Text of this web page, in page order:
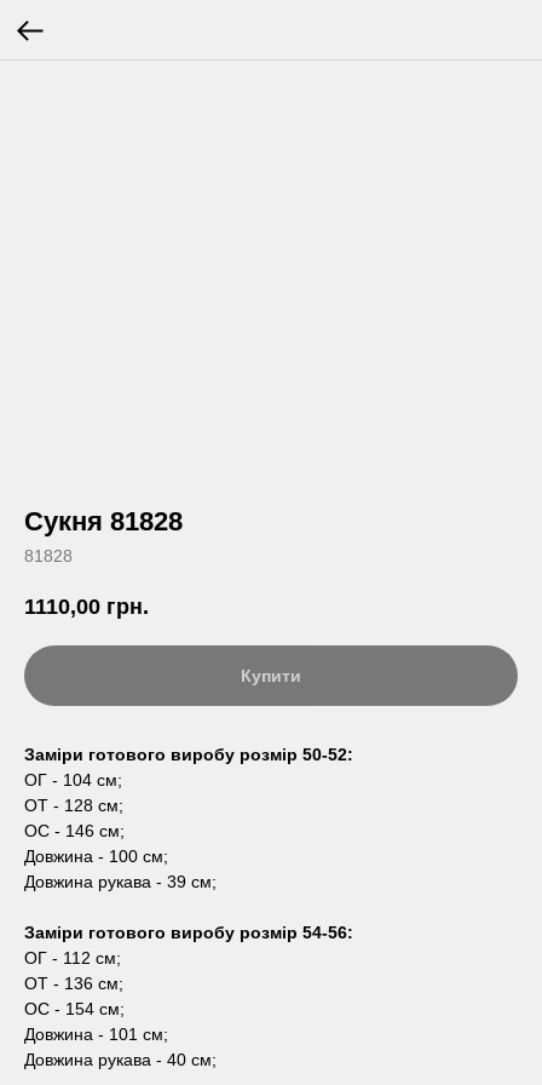
Сукня 81828
81828
1110,00 грн.
Купити
Заміри готового виробу розмір 50-52:
ОГ - 104 см;
ОТ - 128 см;
ОС - 146 см;
Довжина - 100 см;
Довжина рукава - 39 см;
Заміри готового виробу розмір 54-56:
ОГ - 112 см;
ОТ - 136 см;
ОС - 154 см;
Довжина - 101 см;
Довжина рукава - 40 см;